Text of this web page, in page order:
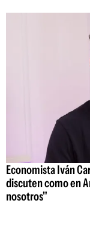
Economista Iván
discuten como en
nosotros"